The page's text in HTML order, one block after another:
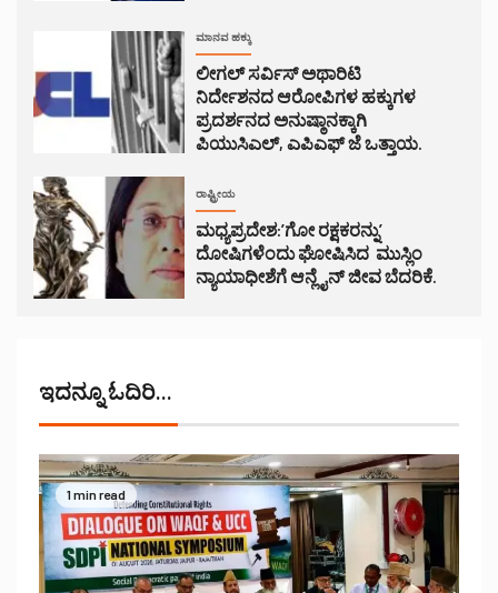
ಮಾನವ ಹಕ್ಕು
ಲೀಗಲ್ ಸರ್ವಿಸ್ ಅಥಾರಿಟಿ
ನಿರ್ದೇಶನದ ಆರೋಪಿಗಳ ಹಕ್ಕುಗಳ
ಪ್ರದರ್ಶನದ ಅನುಷ್ಠಾನಕ್ಕಾಗಿ
ಪಿಯುಸಿಎಲ್, ಎಪಿಎಫ್ ಜೆ ಒತ್ತಾಯ.
ರಾಷ್ಟ್ರೀಯ
ಮಧ್ಯಪ್ರದೇಶ:’ಗೋ ರಕ್ಷಕರನ್ನು’
ದೋಷಿಗಳೆಂದು ಘೋಷಿಸಿದ ಮುಸ್ಲಿಂ
ನ್ಯಾಯಾಧೀಶೆಗೆ ಆನ್ಲೈನ್ ಜೀವ ಬೆದರಿಕೆ.
ಇದನ್ನೂ ಓದಿರಿ...
1 min read